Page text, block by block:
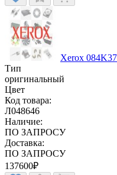
Xerox
Тип
оригинальный
Цвет
Код товара:
Л048646
Наличие:
ПО ЗАПРОСУ
Доставка:
ПО ЗАПРОСУ
137600₽